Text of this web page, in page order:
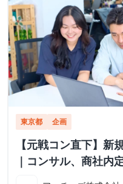
東京都 企画
【元戦コン直下】新
｜コンサル、商社内